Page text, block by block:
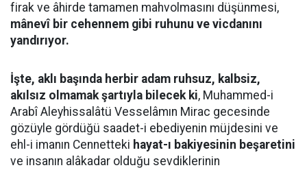
firak ve âhirde tamamen mahvolmasını düşünmesi,
mânevî bir cehennem gibi ruhunu ve vicdanını
yandırıyor.
İşte, aklı başında herbir adam ruhsuz, kalbsiz,
akılsız olmamak şartıyla bilecek ki, Muhammed-i
Arabî Aleyhissalâtü Vesselâmın Mirac gecesinde
gözüyle gördüğü saadet-i ebediyenin müjdesini ve
ehl-i imanın Cennetteki hayat-ı bakiyesinin beşaretini
ve insanın alâkadar olduğu sevdiklerinin